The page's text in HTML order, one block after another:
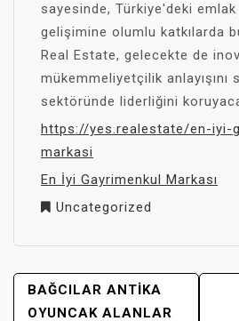
sayesinde, Türkiye'deki emlak
gelişimine olumlu katkılarda
Real Estate, gelecekte de
mükemmeliyetçilik anlayışını
sektöründe liderliğini
https://yes.realestate/en-iyi-
markasi
En İyi Gayrimenkul Markası
Uncategorized
YAZI
GEZINMESI
BAĞCILAR ANTIKA
OYUNCAK ALANLAR